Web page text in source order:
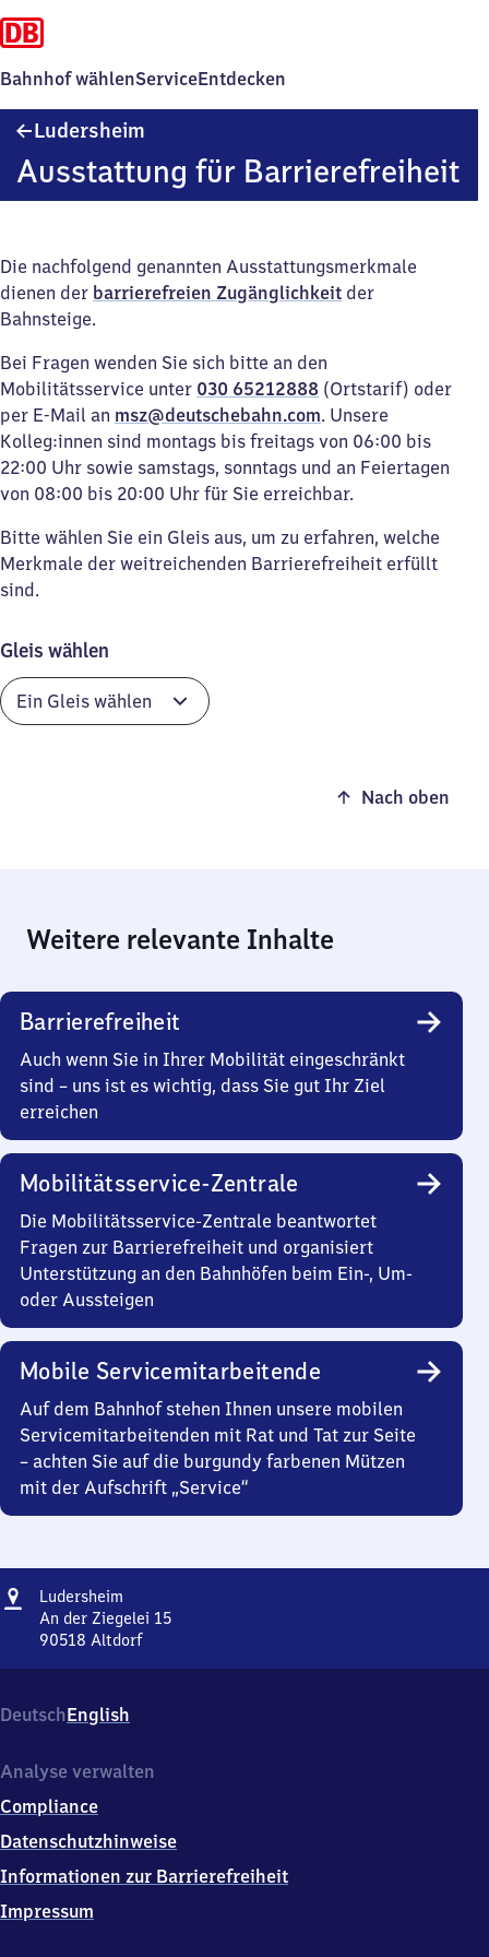
Bahnhof wählenServiceEntdecken
Ludersheim
Ausstattung für Barrierefreiheit
Die nachfolgend genannten Ausstattungsmerkmale
dienen der barrierefreien Zugänglichkeit der
Bahnsteige.
Bei Fragen wenden Sie sich bitte an den
Mobilitätsservice unter 030 65212888 (Ortstarif) oder
per E-Mail an msz@deutschebahn.com. Unsere
Kolleg:innen sind montags bis freitags von 06:00 bis
22:00 Uhr sowie samstags, sonntags und an Feiertagen
von 08:00 bis 20:00 Uhr für Sie erreichbar.
Bitte wählen Sie ein Gleis aus, um zu erfahren, welche
Merkmale der weitreichenden Barrierefreiheit erfüllt
sind.
Gleis wählen
Nach oben
Weitere relevante Inhalte
Barrierefreiheit
Auch wenn Sie in Ihrer Mobilität eingeschränkt
sind – uns ist es wichtig, dass Sie gut Ihr Ziel
erreichen
Mobilitätsservice-Zentrale
Die Mobilitätsservice-Zentrale beantwortet
Fragen zur Barrierefreiheit und organisiert
Unterstützung an den Bahnhöfen beim Ein-, Um-
oder Aussteigen
Mobile Servicemitarbeitende
Auf dem Bahnhof stehen Ihnen unsere mobilen
Servicemitarbeitenden mit Rat und Tat zur Seite
– achten Sie auf die burgundy farbenen Mützen
mit der Aufschrift „Service“
Adresse
Ludersheim
An der Ziegelei 15
90518 Altdorf
der
Ziegelei
9
5
1
Altdorf
DeutschEnglish
Analyse verwalten
Compliance
Datenschutzhinweise
Informationen zur Barrierefreiheit
Impressum